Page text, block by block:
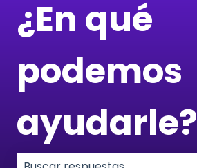
¿En qué
podemos
ayudarle?